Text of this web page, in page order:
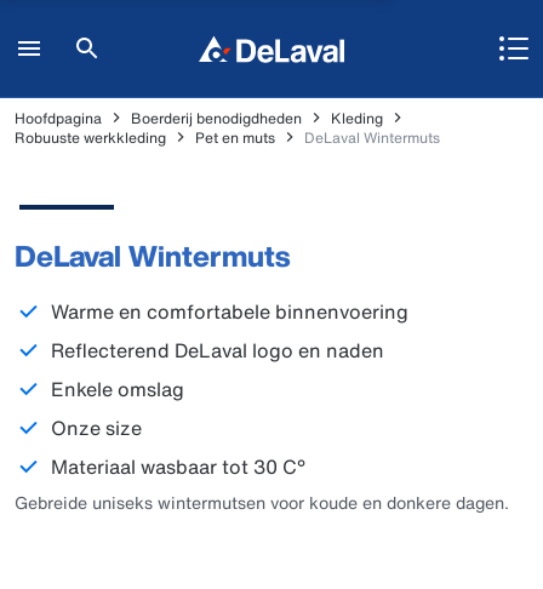
Hoofdpagina Boerderij benodigdheden
Kleding
Robuuste werkkleding
Pet en muts DeLaval Wintermuts
DeLaval Wintermuts
Warme en comfortabele binnenvoering
Reflecterend DeLaval logo en naden
Enkele omslag
Onze size
Materiaal wasbaar tot 30 C°
Gebreide uniseks wintermutsen voor koude en donkere dagen.